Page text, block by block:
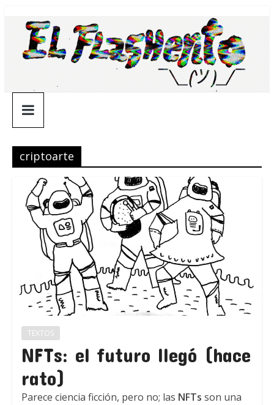
contenido
¯\_(ツ)_/
¯
criptoarte
TEXTOS
NFTs: el futuro llegó (hace
rato)
Parece ciencia ficción, pero no; las NFTs son una